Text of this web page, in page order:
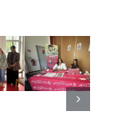
Job dating
Lille Avenirs